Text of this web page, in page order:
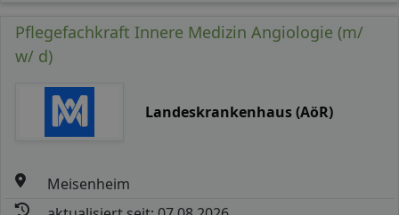
Pflegefachkraft Innere Medizin Angiologie (m/
w/ d)
Landeskrankenhaus (AöR)
Meisenheim